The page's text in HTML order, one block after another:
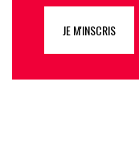
JE M'INSCRIS